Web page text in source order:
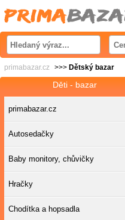
primabazar.cz >>> Dětský bazar
Děti - bazar
primabazar.cz
Autosedačky
Baby monitory, chůvičky
Hračky
Chodítka a hopsadla